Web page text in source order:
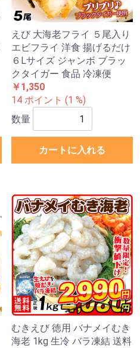
えび 大海老フライ ５尾入り
エビフライ 洋食 揚げるだけ
６Lサイズ ジャンボ ブラッ
クタイガー 食品 冷凍便
￥1,350
14 ポイント (1 %)
数量
カートに入れる
むきえび 徳用 バナメイむき
海老 1kg 生冷 バラ凍結 送料